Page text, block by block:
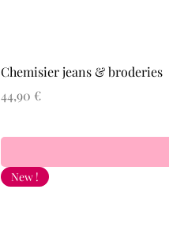
Chemisier jeans & broderies
Prix
44,90 €
New !